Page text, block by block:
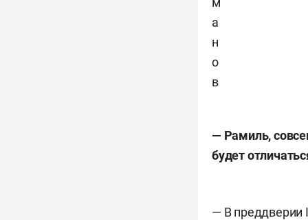
а
н
о
в
— Рамиль,
будет
— В преддверии